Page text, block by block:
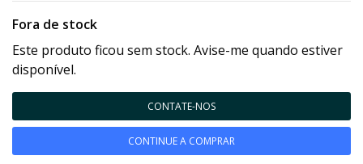
Fora de stock
Este produto ficou sem stock. Avise-me quando estiver
disponível.
CONTATE-NOS
CONTINUE A COMPRAR